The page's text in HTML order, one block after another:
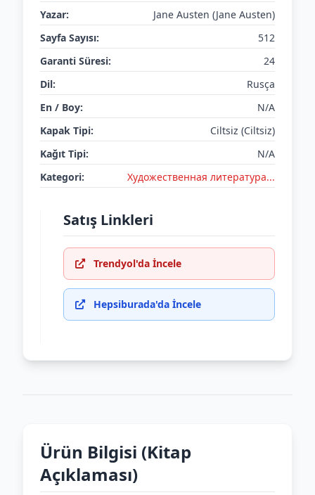
Yazar:
Jane Austen (Jane Austen)
Sayfa Sayısı:
512
Garanti Süresi:
24
Dil:
Rusça
En / Boy:
N/A
Kapak Tipi:
Ciltsiz (Ciltsiz)
Kağıt Tipi:
N/A
Kategori:
Художественная литература...
Satış Linkleri
Trendyol'da İncele
Hepsiburada'da İncele
Ürün Bilgisi (Kitap
Açıklaması)